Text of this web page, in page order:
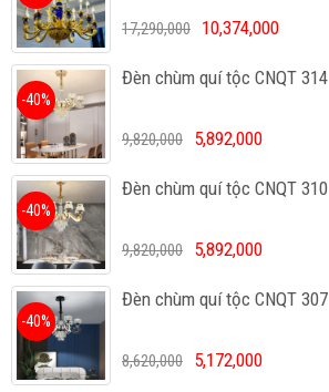
17,290,000 10,374,000
Đèn chùm quí tộc CNQT 314
-40%
9,820,000 5,892,000
Đèn chùm quí tộc CNQT 310
-40%
9,820,000 5,892,000
Đèn chùm quí tộc CNQT 307
-40%
8,620,000 5,172,000